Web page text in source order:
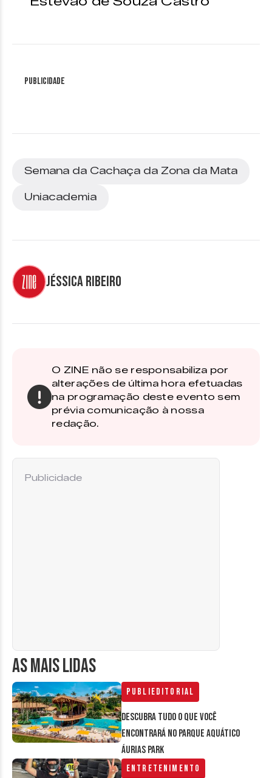
Publicidade
Semana da Cachaça da Zona da Mata
Uniacademia
Jéssica Ribeiro
O ZINE não se responsabiliza por
alterações de última hora efetuadas
na programação deste evento sem
prévia comunicação à nossa
redação.
AS MAIS LIDAS
Publieditorial
Descubra tudo o que você
encontrará no parque aquático
Áurias Park
Entretenimento
Publicidade